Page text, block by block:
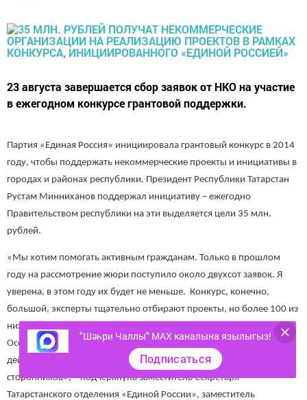
23 августа завершается сбор заявок от НКО на участие
в ежегодном конкурсе грантовой поддержки.
Партия «Единая Россия» инициировала грантовый конкурс в 2014
году, чтобы поддержать некоммерческие проекты и инициативы в
городах и районах республики. Президент Республики Татарстан
Рустам Минниханов поддержал инициативу – ежегодно
Правительством республики на эти выделяется цели 35 млн.
рублей.
«Мы хотим помогать активным гражданам. Только в прошлом
году на рассмотрение жюри поступило около двухсот заявок. Я
уверена, в этом году их будет не меньше. Конкурс, конечно,
большой, эксперты тщательно отбирают проекты, но более 100 из
них все-таки находят поддержку и получают грантовые средства.
Особенно ценятся проекты, которые имеют долгосрочное
действие, помогают вырастить крылья за спиной, объединяют
сторонников», – подчеркнула заместитель Секретаря
Татарстанского отделения «Единой России», заместитель
"Шәһри Чаллы" MAX каналына язылыгыз!
Подписаться